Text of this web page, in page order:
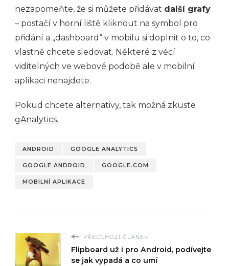
nezapomeňte, že si můžete přidávat další grafy
– postačí v horní liště kliknout na symbol pro
přidání a „dashboard“ v mobilu si doplnit o to, co
vlastně chcete sledovat. Některé z věcí
viditelných ve webové podobě ale v mobilní
aplikaci nenajdete.
Pokud chcete alternativy, tak možná zkuste
gAnalytics.
ANDROID GOOGLE ANALYTICS
GOOGLE ANDROID GOOGLE.COM
MOBILNÍ APLIKACE
PŘEDCHOZÍ ČLÁNEK
Flipboard už i pro Android, podívejte
se jak vypadá a co umí